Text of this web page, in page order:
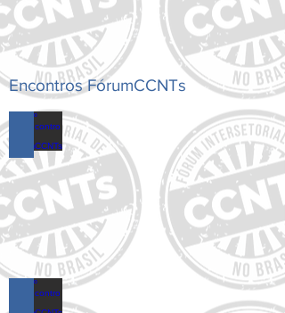
Encontros FórumCCNTs
18º Encontro do FórumCCNTs